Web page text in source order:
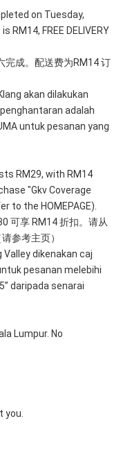
on Tuesday,
RM14, FREE DELIVERY
完成。配送费为RM14 订
akan dilakukan
adalah
untuk pesanan yang
RM29, with RM14
"Gkv Coverage
to the HOMEPAGE).
可享 RM14 折扣。请从
参考主页）
dikenakan caj
pesanan melebihi
daripada senarai
Lumpur. No
you.